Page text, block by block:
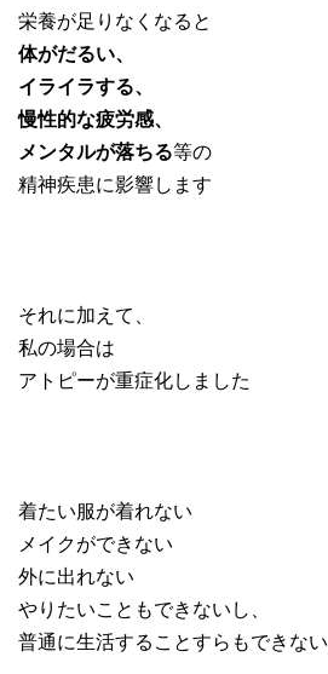
栄養が足りなくなると
体がだるい、
イライラする、
慢性的な疲労感、
メンタルが落ちる等の
精神疾患に影響します
それに加えて、
私の場合は
アトピーが重症化しました
着たい服が着れない
メイクができない
外に出れない
やりたいこともできないし、
普通に生活することすらもできない